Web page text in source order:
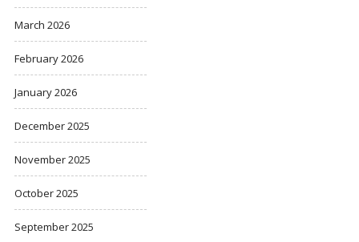
March 2026
February 2026
January 2026
December 2025
November 2025
October 2025
September 2025